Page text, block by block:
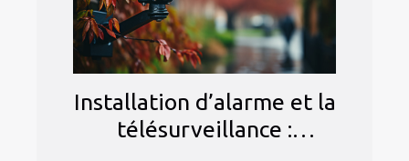
Installation d’alarme et la
télésurveillance :